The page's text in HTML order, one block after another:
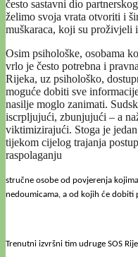
često sastavni dio
želimo svoja vrata otvoriti i
muškaraca, koji su proživjeli
Osim psihološke, osobama
vrlo je često potrebna i
Rijeka, uz psihološko,
moguće dobiti sve
nasilje moglo zanimati.
iscrpljujući, zbunjujući – a
viktimizirajući. Stoga je
tijekom cijelog trajanja
raspolaganju
stručne osobe od povjerenja
nedoumicama, a od kojih će
Trenutni izvršni tim udruge SOS